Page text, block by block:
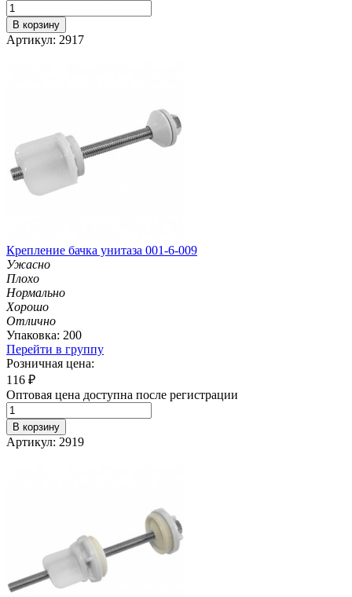
В корзину
Артикул: 2917
Крепление бачка унитаза 001-6-009
Ужасно
Плохо
Нормально
Хорошо
Отлично
Упаковка: 200
Перейти в группу
Розничная цена:
116 ₽
Оптовая цена доступна после регистрации
В корзину
Артикул: 2919